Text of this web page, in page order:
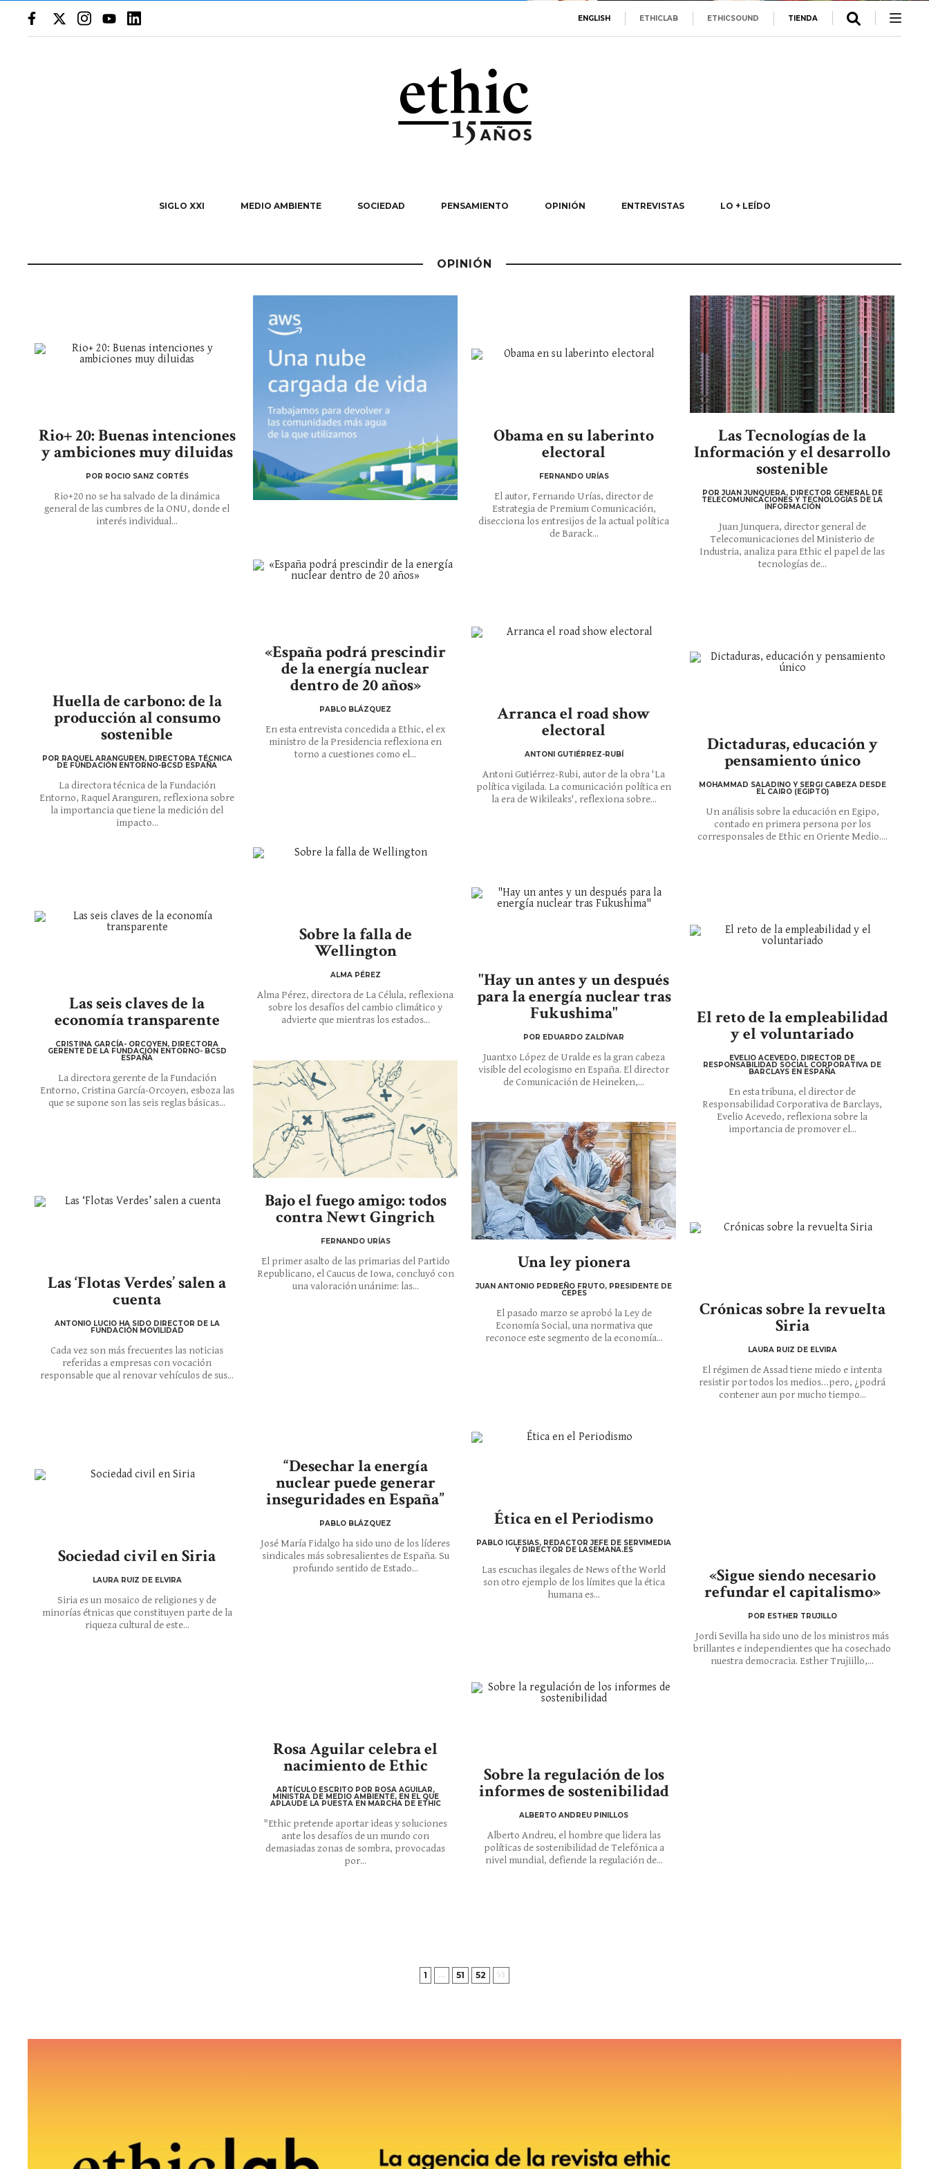
ENGLISH ETHICLAB ETHICSOUND TIENDA
SIGLO XXI MEDIO AMBIENTE SOCIEDAD PENSAMIENTO OPINIÓN ENTREVISTAS LO + LEÍDO
OPINIÓN
Rio+ 20: Buenas intenciones
y ambiciones muy diluidas
POR ROCIO SANZ CORTÉS
Rio+20 no se ha salvado de la dinámica
general de las cumbres de la ONU, donde el
interés individual...
Obama en su laberinto
electoral
FERNANDO URÍAS
El autor, Fernando Urías, director de
Estrategia de Premium Comunicación,
disecciona los entresijos de la actual política
de Barack...
Las Tecnologías de la
Información y el desarrollo
sostenible
POR JUAN JUNQUERA, DIRECTOR GENERAL DE
TELECOMUNICACIONES Y TECNOLOGÍAS DE LA
INFORMACIÓN
Juan Junquera, director general de
Telecomunicaciones del Ministerio de
Industria, analiza para Ethic el papel de las
tecnologías de...
«España podrá prescindir
de la energía nuclear
dentro de 20 años»
PABLO BLÁZQUEZ
En esta entrevista concedida a Ethic, el ex
ministro de la Presidencia reflexiona en
torno a cuestiones como el...
Huella de carbono: de la
producción al consumo
sostenible
POR RAQUEL ARANGUREN, DIRECTORA TÉCNICA
DE FUNDACIÓN ENTORNO-BCSD ESPAÑA
La directora técnica de la Fundación
Entorno, Raquel Aranguren, reflexiona sobre
la importancia que tiene la medición del
impacto...
Arranca el road show
electoral
ANTONI GUTIÉRREZ-RUBÍ
Antoni Gutiérrez-Rubi, autor de la obra 'La
política vigilada. La comunicación política en
la era de Wikileaks', reflexiona sobre...
Dictaduras, educación y
pensamiento único
MOHAMMAD SALADINO Y SERGI CABEZA DESDE
EL CAIRO (EGIPTO)
Un análisis sobre la educación en Egipo,
contado en primera persona por los
corresponsales de Ethic en Oriente Medio....
Sobre la falla de
Wellington
ALMA PÉREZ
Alma Pérez, directora de La Célula, reflexiona
sobre los desafíos del cambio climático y
advierte que mientras los estados...
"Hay un antes y un después
para la energía nuclear tras
Fukushima"
POR EDUARDO ZALDÍVAR
Juantxo López de Uralde es la gran cabeza
visible del ecologismo en España. El director
de Comunicación de Heineken,...
Las seis claves de la
economía transparente
CRISTINA GARCÍA- ORCOYEN, DIRECTORA
GERENTE DE LA FUNDACIÓN ENTORNO- BCSD
ESPAÑA
La directora gerente de la Fundación
Entorno, Cristina García-Orcoyen, esboza las
que se supone son las seis reglas básicas...
El reto de la empleabilidad
y el voluntariado
EVELIO ACEVEDO, DIRECTOR DE
RESPONSABILIDAD SOCIAL CORPORATIVA DE
BARCLAYS EN ESPAÑA
En esta tribuna, el director de
Responsabilidad Corporativa de Barclays,
Evelio Acevedo, reflexiona sobre la
importancia de promover el...
Bajo el fuego amigo: todos
contra Newt Gingrich
FERNANDO URÍAS
El primer asalto de las primarias del Partido
Republicano, el Caucus de Iowa, concluyó con
una valoración unánime: las...
Una ley pionera
JUAN ANTONIO PEDREÑO FRUTO, PRESIDENTE DE
CEPES
El pasado marzo se aprobó la Ley de
Economía Social, una normativa que
reconoce este segmento de la economía...
Las ‘Flotas Verdes’ salen a
cuenta
ANTONIO LUCIO HA SIDO DIRECTOR DE LA
FUNDACIÓN MOVILIDAD
Cada vez son más frecuentes las noticias
referidas a empresas con vocación
responsable que al renovar vehículos de sus...
Crónicas sobre la revuelta
Siria
LAURA RUIZ DE ELVIRA
El régimen de Assad tiene miedo e intenta
resistir por todos los medios…pero, ¿podrá
contener aun por mucho tiempo...
“Desechar la energía
nuclear puede generar
inseguridades en España”
PABLO BLÁZQUEZ
José María Fidalgo ha sido uno de los líderes
sindicales más sobresalientes de España. Su
profundo sentido de Estado...
Ética en el Periodismo
PABLO IGLESIAS, REDACTOR JEFE DE SERVIMEDIA
Y DIRECTOR DE LASEMANA.ES
Las escuchas ilegales de News of the World
son otro ejemplo de los límites que la ética
humana es...
Sociedad civil en Siria
LAURA RUIZ DE ELVIRA
Siria es un mosaico de religiones y de
minorías étnicas que constituyen parte de la
riqueza cultural de este...
«Sigue siendo necesario
refundar el capitalismo»
POR ESTHER TRUJILLO
Jordi Sevilla ha sido uno de los ministros más
brillantes e independientes que ha cosechado
nuestra democracia. Esther Trujiillo,...
Rosa Aguilar celebra el
nacimiento de Ethic
ARTÍCULO ESCRITO POR ROSA AGUILAR,
MINISTRA DE MEDIO AMBIENTE, EN EL QUE
APLAUDE LA PUESTA EN MARCHA DE ETHIC
"Ethic pretende aportar ideas y soluciones
ante los desafíos de un mundo con
demasiadas zonas de sombra, provocadas
por...
Sobre la regulación de los
informes de sostenibilidad
ALBERTO ANDREU PINILLOS
Alberto Andreu, el hombre que lidera las
políticas de sostenibilidad de Telefónica a
nivel mundial, defiende la regulación de...
1 … 51 52 53